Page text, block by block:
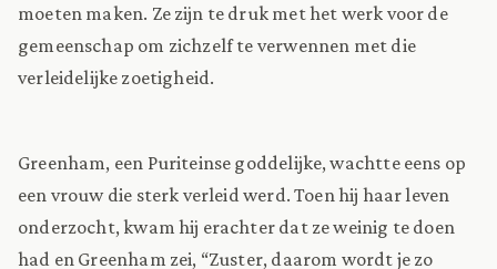
moeten maken. Ze zijn te druk met het werk voor de
gemeenschap om zichzelf te verwennen met die
verleidelijke zoetigheid.
Greenham, een Puriteinse goddelijke, wachtte eens op
een vrouw die sterk verleid werd. Toen hij haar leven
onderzocht, kwam hij erachter dat ze weinig te doen
had en Greenham zei, “Zuster, daarom wordt je zo